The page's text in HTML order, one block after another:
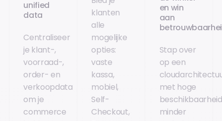
unified
data
Centraliseer
je klant-,
voorraad-,
order- en
verkoopdata
om je
commerce
klanten
alle
mogelijke
opties:
vaste
kassa,
mobiel,
Self-
Checkout,
en win
aan
Stap over
op een
met hoge
minder